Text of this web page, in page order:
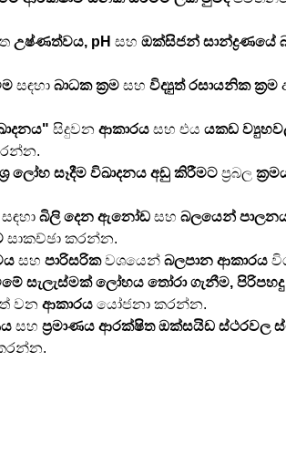
උෂ්ණත්වය, pH සහ ඔක්සිජන් සාන්ද්‍රණයේ
සඳහා බාධක ක්‍රම සහ විද්‍යුත් රසායනික ක්‍රම
සිදුවන ආකාරය සහ එය යකඩ
ලෝහ සෑදීම විඛාදනය අඩු කිරීමට ප්‍රබල
බිලි දෙන ඇනෝඩ සහ බලයෙන්
සාකච්ඡා කරන්න.
සහ පාරිසරික වශයෙන් බලපාන ආකාරය
සැලැස්මක් ලෝහය තෝරා ගැනීම,
වන ආකාරය යෝජනා කරන්න.
සහ ප්‍රමාණය ආරක්ෂිත ඔක්සයිඩ ස්ථරවල